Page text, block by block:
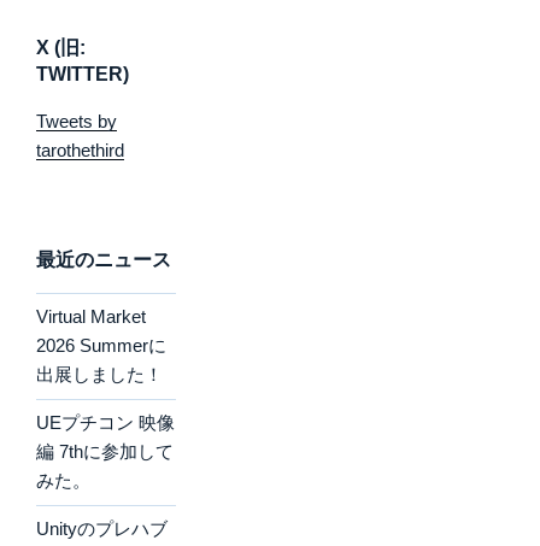
X (旧:
TWITTER)
Tweets by
tarothethird
最近のニュース
Virtual Market
2026 Summerに
出展しました！
UEプチコン 映像
編 7thに参加して
みた。
Unityのプレハブ